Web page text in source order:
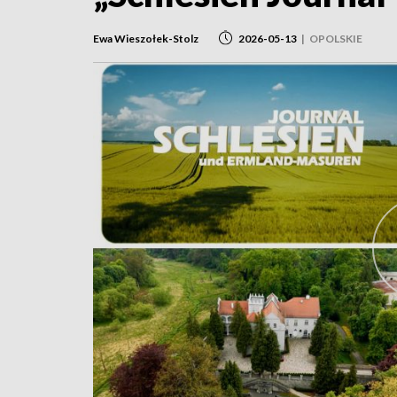
Ewa Wieszołek-Stolz 2026-05-13 | OPOLSKIE